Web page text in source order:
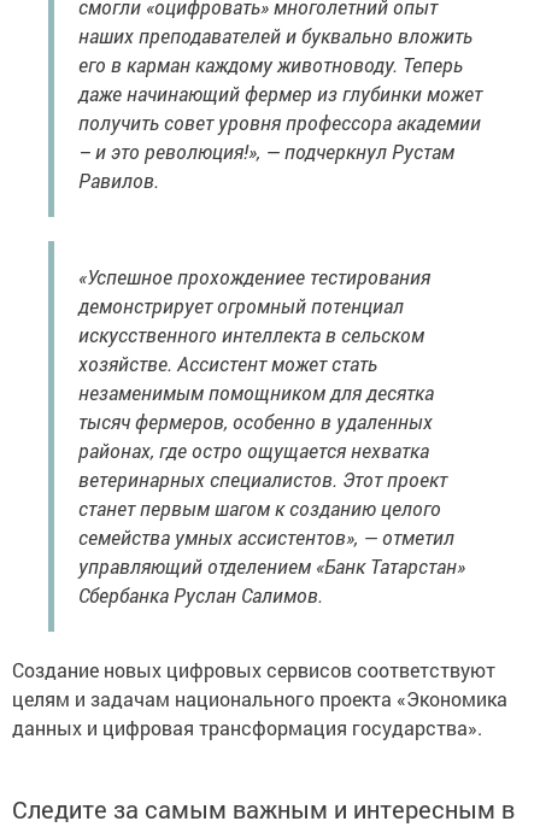
смогли «оцифровать» многолетний опыт
наших преподавателей и буквально вложить
его в карман каждому животноводу. Теперь
даже начинающий фермер из глубинки может
получить совет уровня профессора академии
– и это революция!», — подчеркнул Рустам
Равилов.
«Успешное прохождениее тестирования
демонстрирует огромный потенциал
искусственного интеллекта в сельском
хозяйстве. Ассистент может стать
незаменимым помощником для десятка
тысяч фермеров, особенно в удаленных
районах, где остро ощущается нехватка
ветеринарных специалистов. Этот проект
станет первым шагом к созданию целого
семейства умных ассистентов», — отметил
управляющий отделением «Банк Татарстан»
Сбербанка Руслан Салимов.
Создание новых цифровых сервисов соответствуют
целям и задачам национального проекта «Экономика
данных и цифровая трансформация государства».
Следите за самым важным и интересным в